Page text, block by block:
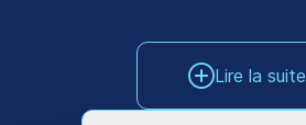
Lire la suite